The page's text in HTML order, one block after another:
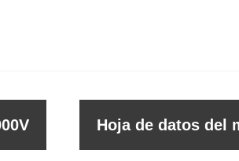
Hoja de datos del